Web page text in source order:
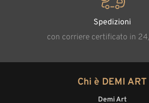
Spedizioni
con corriere certificato in
Chi è DEMI ART
Demi Art